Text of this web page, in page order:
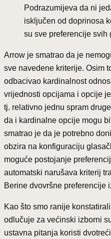
Podrazumijeva da ni
isključen od doprinosa
su sve preferencije svih
Arrow je smatrao da je
sve navedene kriterije. Osim
odbacivao kardinalnost
vrijednosti opcijama i opcije
tj. relativno jednu spram
da i kardinalne opcije mogu
smatrao je da je potrebno
obzira na konfiguraciju
moguće postojanje
automatski narušava kriterij
Berine dvovršne preferencije
Kao što smo ranije
odlučuje za većinski izborni
ustavna pitanja koristi